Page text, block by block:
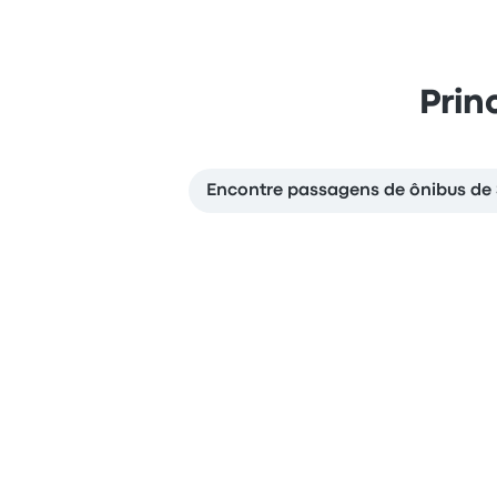
Encontre passagens de ônibus